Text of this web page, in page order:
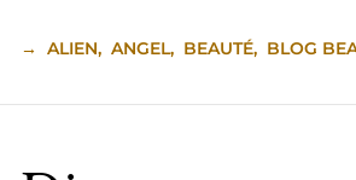
→ ALIEN, ANGEL, BEAUTÉ, BLOG